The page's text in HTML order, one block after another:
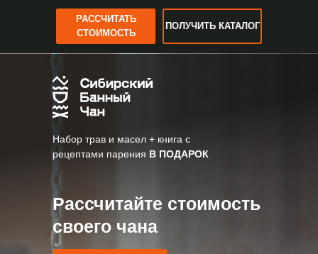
РАССЧИТАТЬ
СТОИМОСТЬ
ПОЛУЧИТЬ КАТАЛОГ
Набор трав и масел + книга с
рецептами парения В ПОДАРОК
Рассчитайте стоимость
своего чана